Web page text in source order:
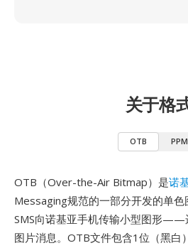
关于格
OTB PPM
OTB（Over-the-Air Bitmap）是诺
Messaging规范的一部分开发的单
SMS向诺基亚手机传输小型图形——
图片消息。OTB文件包含1位（黑白